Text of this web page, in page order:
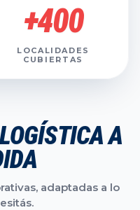
+400
LOCALIDADES
CUBIERTAS
A
adaptadas a lo